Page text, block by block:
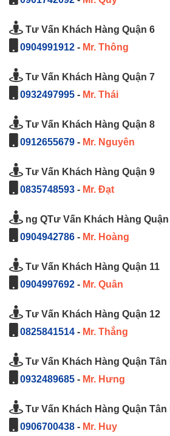
Tư Vấn Khách Hàng Quận 6
0904991912 - Mr. Thông
Tư Vấn Khách Hàng Quận 7
0932497995 - Mr. Thái
Tư Vấn Khách Hàng Quận 8
0912655679 - Mr. Nguyên
Tư Vấn Khách Hàng Quận 9
0835748593 - Mr. Đạt
ng QTư Vấn Khách Hàng
0904942786 - Mr. Hoàng
Tư Vấn Khách Hàng Quận 11
0904997692 - Mr. Quân
Tư Vấn Khách Hàng Quận 12
0825841514 - Mr. Thắng
Tư Vấn Khách Hàng Quận Tân
0932489685 - Mr. Hưng
Tư Vấn Khách Hàng Quận Tân
0906700438 - Mr. Huy